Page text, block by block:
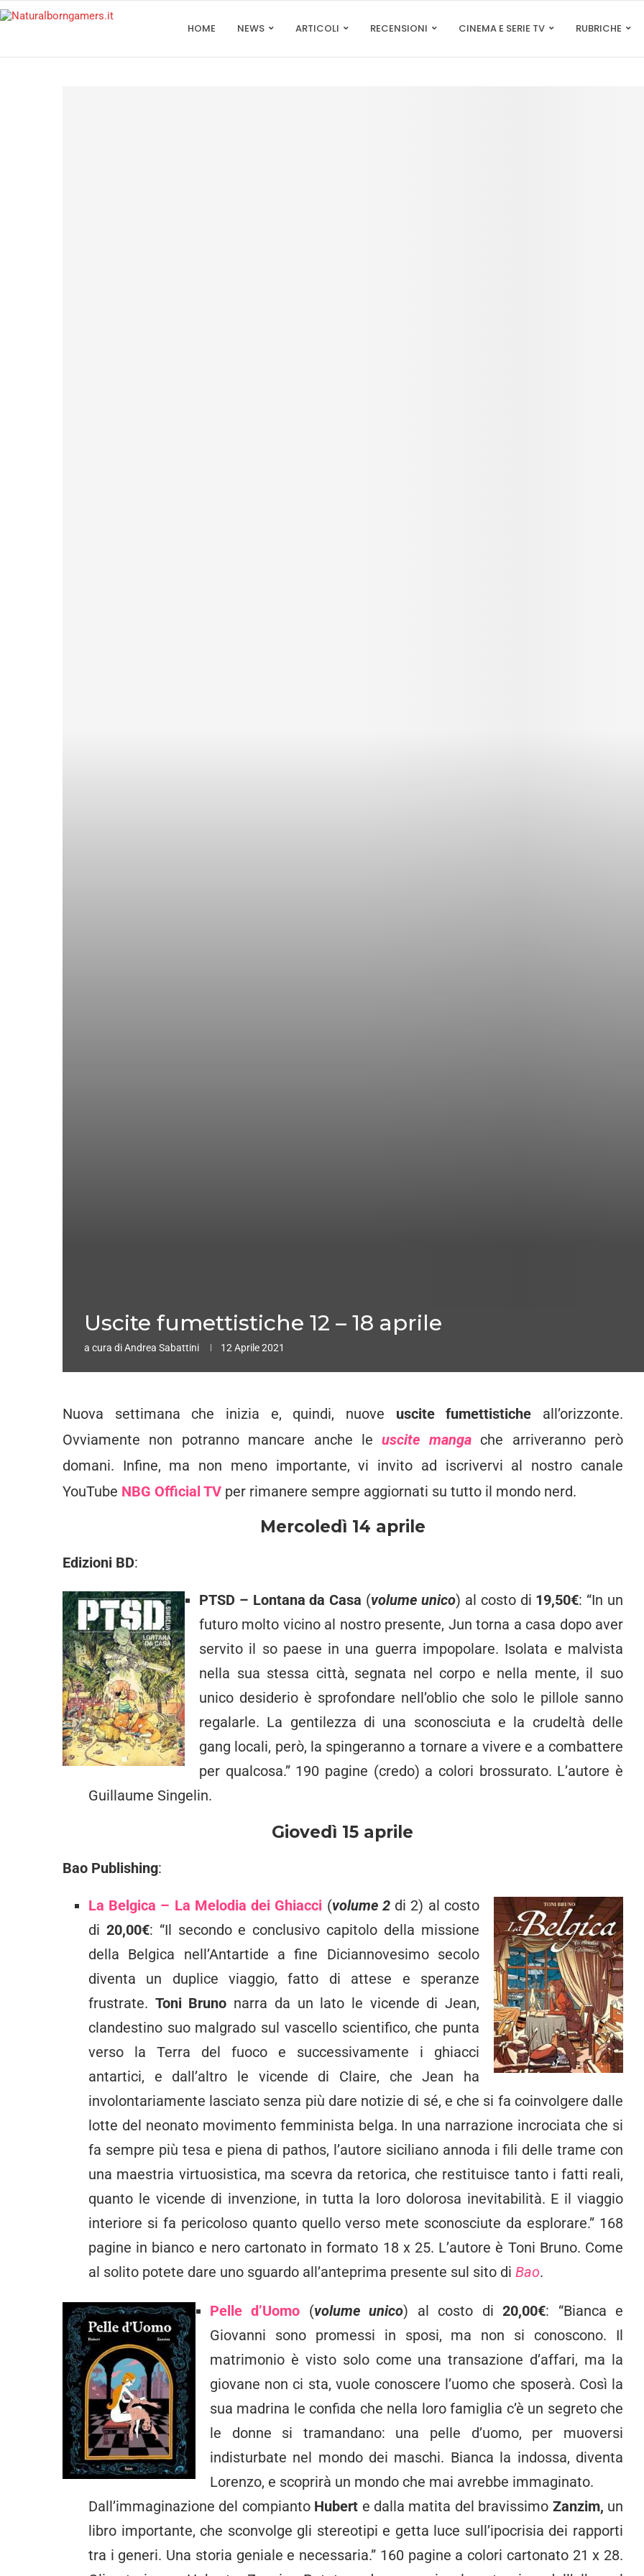
HOME NEWS ARTICOLI RECENSIONI CINEMA E SERIE TV RUBRICHE
Uscite fumettistiche 12 – 18 aprile
a cura diAndrea Sabattini 12 Aprile 2021
Nuova settimana che inizia e, quindi, nuove uscite fumettistiche all’orizzonte.
Ovviamente non potranno mancare anche leuscite mangache arriveranno però
domani. Infine, ma non meno importante, vi invito ad iscrivervi al nostro canale
YouTube NBG Official TV per rimanere sempre aggiornati su tutto il mondo nerd.
Mercoledì 14 aprile
Edizioni BD:
PTSD – Lontana da Casa (volume unico) al costo di 19,50€: “In un
futuro molto vicino al nostro presente, Jun torna a casa dopo aver
servito il so paese in una guerra impopolare. Isolata e malvista
nella sua stessa città, segnata nel corpo e nella mente, il suo
unico desiderio è sprofondare nell’oblio che solo le pillole sanno
regalarle. La gentilezza di una sconosciuta e la crudeltà delle
gang locali, però, la spingeranno a tornare a vivere e a combattere
per qualcosa.” 190 pagine (credo) a colori brossurato. L’autore è
Guillaume Singelin.
Giovedì 15 aprile
Bao Publishing:
La Belgica – La Melodia dei Ghiacci (volume 2 di 2) al costo
di 20,00€: “Il secondo e conclusivo capitolo della missione
della Belgica nell’Antartide a fine Diciannovesimo secolo
diventa un duplice viaggio, fatto di attese e speranze
frustrate. Toni Bruno narra da un lato le vicende di Jean,
clandestino suo malgrado sul vascello scientifico, che punta
verso la Terra del fuoco e successivamente i ghiacci
antartici, e dall’altro le vicende di Claire, che Jean ha
involontariamente lasciato senza più dare notizie di sé, e che si fa coinvolgere dalle
lotte del neonato movimento femminista belga. In una narrazione incrociata che si
fa sempre più tesa e piena di pathos, l’autore siciliano annoda i fili delle trame con
una maestria virtuosistica, ma scevra da retorica, che restituisce tanto i fatti reali,
quanto le vicende di invenzione, in tutta la loro dolorosa inevitabilità. E il viaggio
interiore si fa pericoloso quanto quello verso mete sconosciute da esplorare.” 168
pagine in bianco e nero cartonato in formato 18 x 25. L’autore è Toni Bruno. Come
al solito potete dare uno sguardo all’anteprima presente sul sito di Bao.
Pelle d’Uomo (volume unico) al costo di20,00€: “Bianca e
Giovanni sono promessi in sposi, ma non si conoscono. Il
matrimonio è visto solo come una transazione d’affari, ma la
giovane non ci sta, vuole conoscere l’uomo che sposerà. Così la
sua madrina le confida che nella loro famiglia c’è un segreto che
le donne si tramandano: una pelle d’uomo, per muoversi
indisturbate nel mondo dei maschi. Bianca la indossa, diventa
Lorenzo, e scoprirà un mondo che mai avrebbe immaginato.
Dall’immaginazione del compianto Hubert e dalla matita del bravissimo Zanzim, un
libro importante, che sconvolge gli stereotipi e getta luce sull’ipocrisia dei rapporti
tra i generi. Una storia geniale e necessaria.” 160 pagine a colori cartonato 21 x 28.